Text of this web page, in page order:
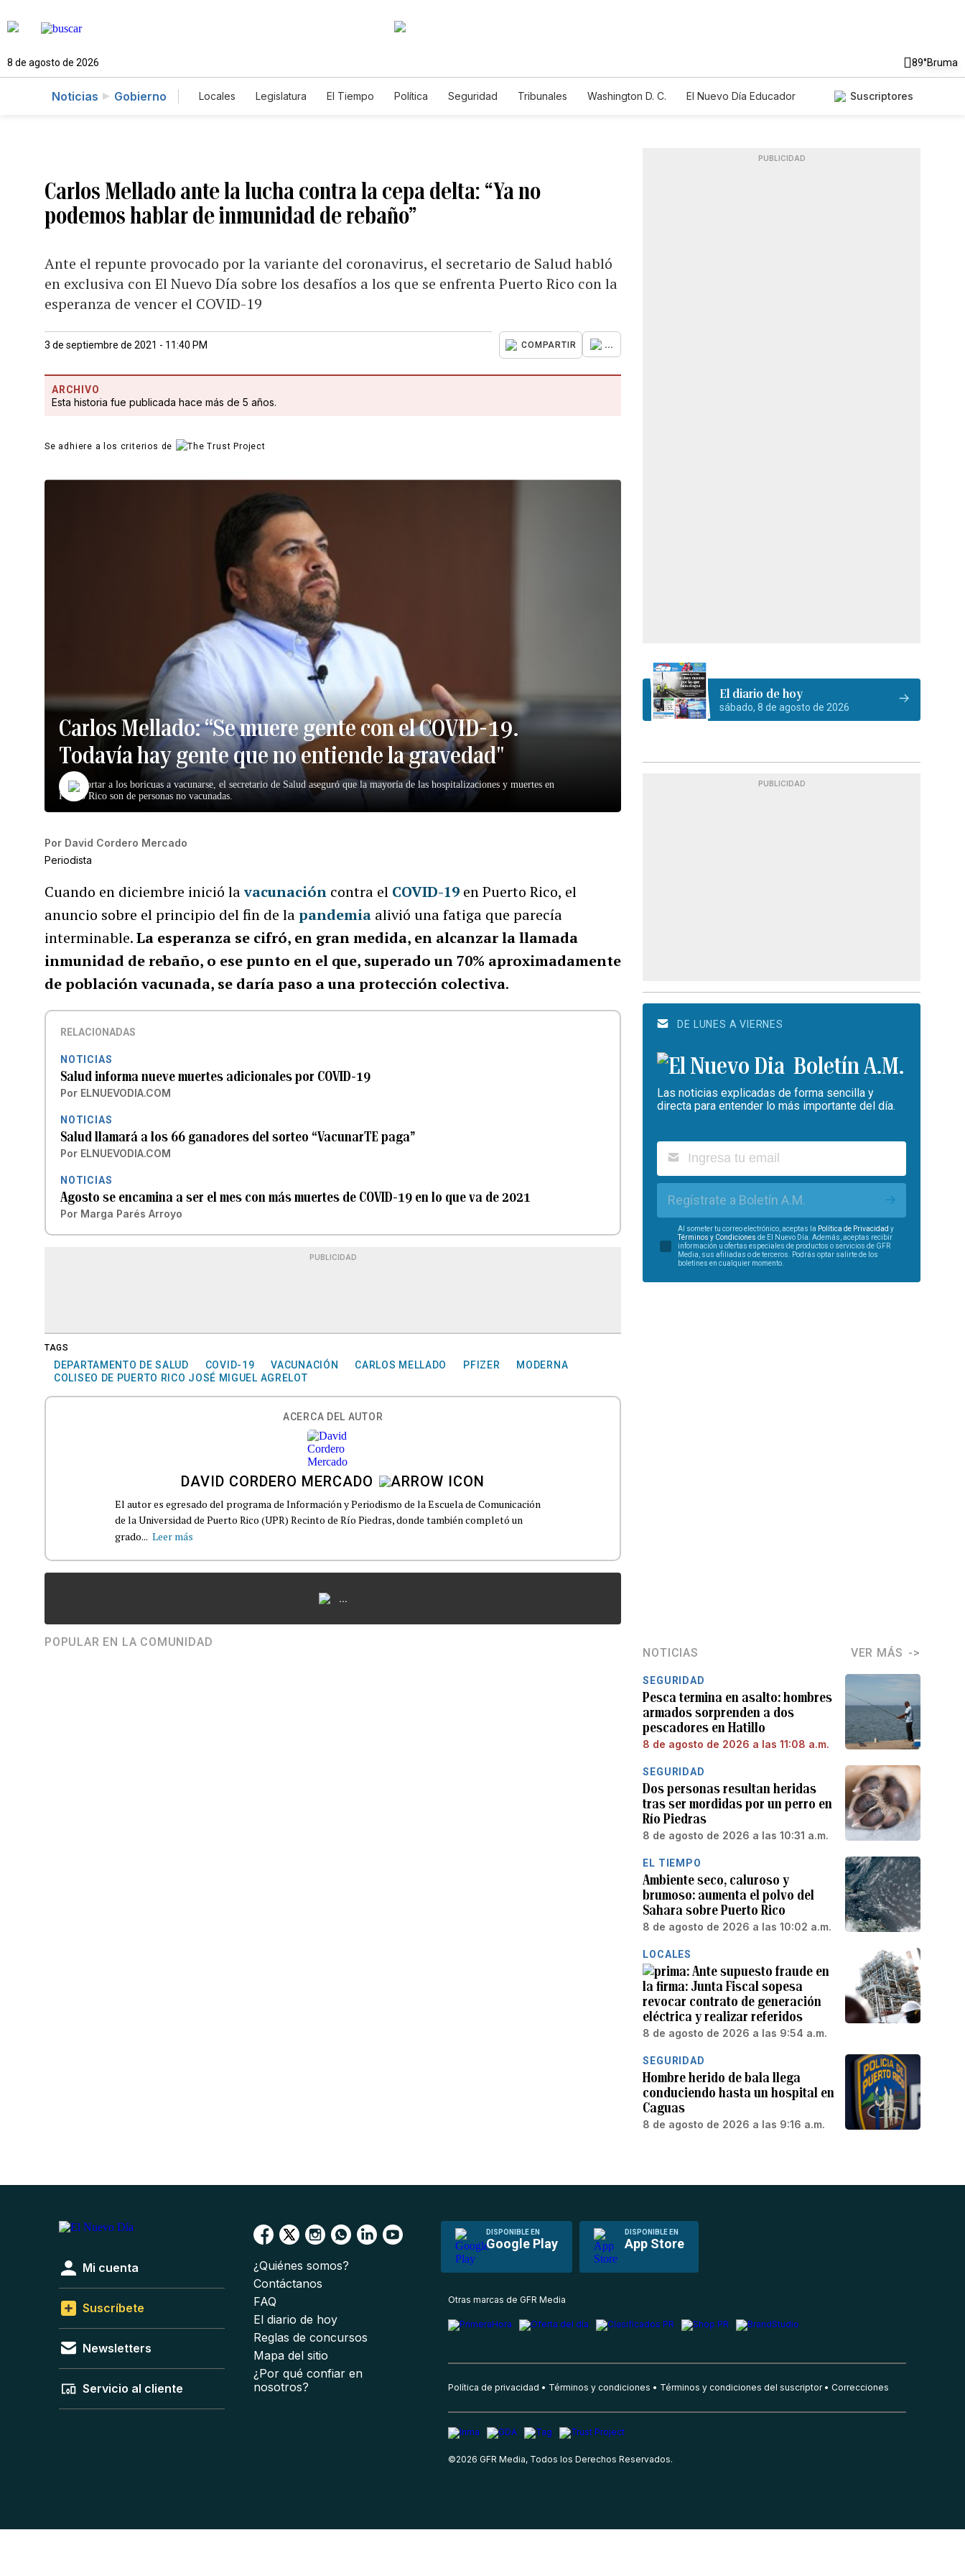
8 de agosto de 2026 89°Bruma
Noticias Gobierno Locales Legislatura El Tiempo Política Seguridad Tribunales Washington D. C.
El Nuevo Día Educador
Suscriptores
Carlos Mellado ante la lucha contra la cepa delta: “Ya no
podemos hablar de inmunidad de rebaño”
Ante el repunte provocado por la variante del coronavirus, el secretario de Salud habló
en exclusiva con El Nuevo Día sobre los desafíos a los que se enfrenta Puerto Rico con la
esperanza de vencer el COVID-19
3 de septiembre de 2021 - 11:40 PM COMPARTIR ...
ARCHIVO
Esta historia fue publicada hace más de 5 años.
Se adhiere a los criterios de
Carlos Mellado: “Se muere gente con el COVID-19.
Todavía hay gente que no entiende la gravedad"
Al exhortar a los boricuas a vacunarse, el secretario de Salud aseguró que la mayoría de las hospitalizaciones y muertes en
Puerto Rico son de personas no vacunadas.
Por David Cordero Mercado
Periodista
Cuando en diciembre inició lavacunación contra el COVID-19 en Puerto Rico, el
anuncio sobre el principio del fin de lapandemia alivió una fatiga que parecía
interminable.La esperanza se cifró, en gran medida, en alcanzar la llamada
inmunidad de rebaño, o ese punto en el que, superado un 70% aproximadamente
de población vacunada, se daría paso a una protección colectiva.
RELACIONADAS
NOTICIAS
Salud informa nueve muertes adicionales por COVID-19
Por ELNUEVODIA.COM
NOTICIAS
Salud llamará a los 66 ganadores del sorteo “VacunarTE paga”
Por ELNUEVODIA.COM
NOTICIAS
Agosto se encamina a ser el mes con más muertes de COVID-19 en lo que va de 2021
Por Marga Parés Arroyo
PUBLICIDAD
TAGS
DEPARTAMENTO DE SALUD COVID-19 VACUNACIÓN CARLOS MELLADO PFIZER
MODERNA
COLISEO DE PUERTO RICO JOSÉ MIGUEL AGRELOT
ACERCA DEL AUTOR
DAVID CORDERO MERCADO
El autor es egresado del programa de Información y Periodismo de la Escuela de Comunicación
de la Universidad de Puerto Rico (UPR) Recinto de Río Piedras, donde también completó un
grado... Leer más
...
POPULAR EN LA COMUNIDAD
PUBLICIDAD
El diario de hoy
sábado, 8 de agosto de 2026
PUBLICIDAD
DE LUNES A VIERNES
Boletín A.M.
Las noticias explicadas de forma sencilla y
directa para entender lo más importante del día.
Regístrate a Boletín A.M.
Al someter tu correo electrónico, aceptas la Política de Privacidad y
Términos y Condiciones de El Nuevo Día. Además, aceptas recibir
información u ofertas especiales de productos o servicios de GFR
Media, sus afiliadas o de terceros. Podrás optar salirte de los
boletines en cualquier momento.
NOTICIAS VER MÁS
SEGURIDAD
Pesca termina en asalto: hombres
armados sorprenden a dos
pescadores en Hatillo
8 de agosto de 2026 a las 11:08 a.m.
SEGURIDAD
Dos personas resultan heridas
tras ser mordidas por un perro en
Río Piedras
8 de agosto de 2026 a las 10:31 a.m.
EL TIEMPO
Ambiente seco, caluroso y
brumoso: aumenta el polvo del
Sahara sobre Puerto Rico
8 de agosto de 2026 a las 10:02 a.m.
LOCALES
Ante supuesto fraude en
la firma: Junta Fiscal sopesa
revocar contrato de generación
eléctrica y realizar referidos
8 de agosto de 2026 a las 9:54 a.m.
SEGURIDAD
Hombre herido de bala llega
conduciendo hasta un hospital en
Caguas
8 de agosto de 2026 a las 9:16 a.m.
DISPONIBLE EN
Google Play
DISPONIBLE EN
App Store
Mi cuenta
Suscríbete
Newsletters
Servicio al cliente
¿Quiénes somos?
Contáctanos
FAQ
El diario de hoy
Reglas de concursos
Mapa del sitio
¿Por qué confiar en
nosotros?
Otras marcas de GFR Media
Política de privacidad Términos y condiciones Términos y condiciones del suscriptor Correcciones
©2026 GFR Media, Todos los Derechos Reservados.